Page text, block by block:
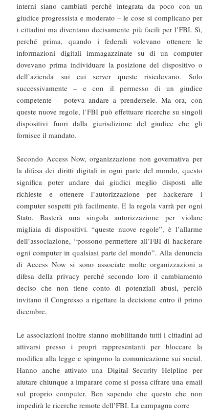
interni siano cambiati perché integrata da poco con un
giudice progressista e moderato – le cose si complicano per
i cittadini ma diventano decisamente più facili per l’FBI. Sì,
perché prima, quando i federali volevano ottenere le
informazioni digitali immagazzinate su di un computer
dovevano prima individuare la posizione del dispositivo o
dell’azienda sui cui server queste risiedevano. Solo
successivamente – e con il permesso di un giudice
competente – poteva andare a prendersele. Ma ora, con
queste nuove regole, l’FBI può effettuare ricerche su singoli
dispositivi fuori dalla giurisdizione del giudice che gli
fornisce il mandato.
Secondo Access Now, organizzazione non governativa per
la difesa dei diritti digitali in ogni parte del mondo, questo
significa poter andare dai giudici meglio disposti alle
richieste e ottenere l’autorizzazione per hackerare i
computer sospetti più facilmente. E la regola varrà per ogni
Stato. Basterà una singola autorizzazione per violare
migliaia di dispositivi. “queste nuove regole”, è l’allarme
dell’associazione, “possono permettere all’FBI di hackerare
ogni computer in qualsiasi parte del mondo”. Alla denuncia
di Access Now si sono associate molte organizzazioni a
difesa della privacy perché secondo loro il cambiamento
deciso che non tiene conto di potenziali abusi, perciò
invitano il Congresso a rigettare la decisione entro il primo
dicembre.
Le associazioni inoltre stanno mobilitando tutti i cittadini ad
attivarsi presso i propri rappresentanti per bloccare la
modifica alla legge e spingono la comunicazione sui social.
Hanno anche attivato una Digital Security Helpline per
aiutare chiunque a imparare come si possa cifrare una email
sul proprio computer. Ben sapendo che questo che non
impedirà le ricerche remote dell’FBI. La campagna corre